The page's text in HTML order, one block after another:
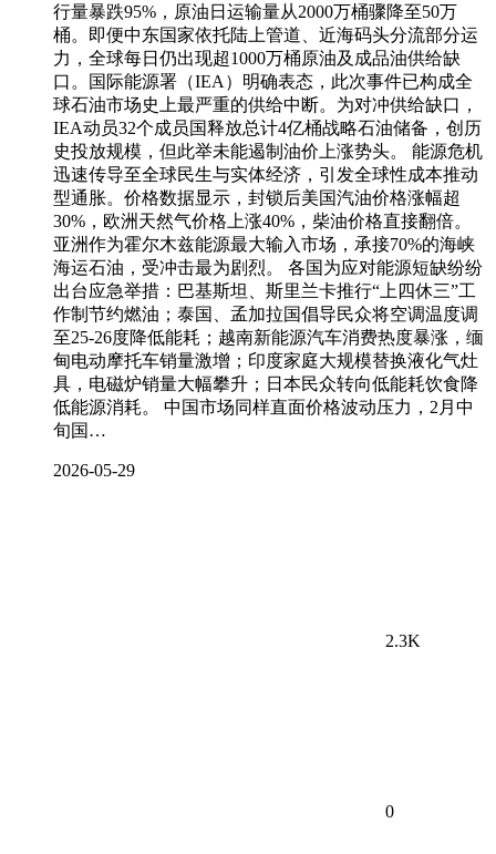
行量暴跌95%，原油日运输量从2000万桶骤降至50万
桶。即便中东国家依托陆上管道、近海码头分流部分运
力，全球每日仍出现超1000万桶原油及成品油供给缺
口。国际能源署（IEA）明确表态，此次事件已构成全
球石油市场史上最严重的供给中断。为对冲供给缺口，
IEA动员32个成员国释放总计4亿桶战略石油储备，创历
史投放规模，但此举未能遏制油价上涨势头。 能源危机
迅速传导至全球民生与实体经济，引发全球性成本推动
型通胀。价格数据显示，封锁后美国汽油价格涨幅超
30%，欧洲天然气价格上涨40%，柴油价格直接翻倍。
亚洲作为霍尔木兹能源最大输入市场，承接70%的海峡
海运石油，受冲击最为剧烈。 各国为应对能源短缺纷纷
出台应急举措：巴基斯坦、斯里兰卡推行“上四休三”工
作制节约燃油；泰国、孟加拉国倡导民众将空调温度调
至25-26度降低能耗；越南新能源汽车消费热度暴涨，缅
甸电动摩托车销量激增；印度家庭大规模替换液化气灶
具，电磁炉销量大幅攀升；日本民众转向低能耗饮食降
低能源消耗。 中国市场同样直面价格波动压力，2月中
旬国…
2026-05-29
2.3K
0